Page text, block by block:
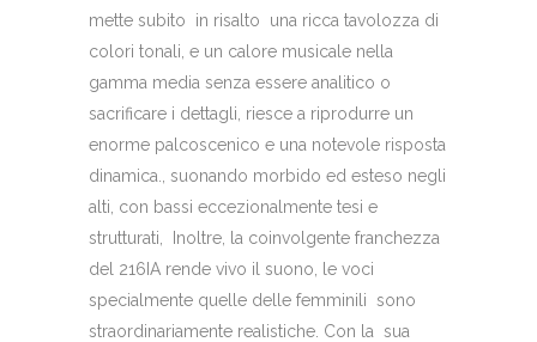
mette subito in risalto una ricca tavolozza di
colori tonali, e un calore musicale nella
gamma media senza essere analitico o
sacrificare i dettagli, riesce a riprodurre un
enorme palcoscenico e una notevole risposta
dinamica., suonando morbido ed esteso negli
alti, con bassi eccezionalmente tesi e
strutturati, Inoltre, la coinvolgente franchezza
del 216IA rende vivo il suono, le voci
specialmente quelle delle femminili sono
straordinariamente realistiche. Con la sua